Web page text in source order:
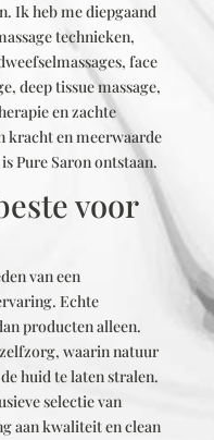
Ik heb me diepgaand
technieken,
face
deep tissue massage,
en zachte
en meerwaarde
Pure Saron ontstaan.
voor
van een
Echte
producten alleen.
waarin natuur
huid te laten stralen.
selectie van
aan kwaliteit en clean